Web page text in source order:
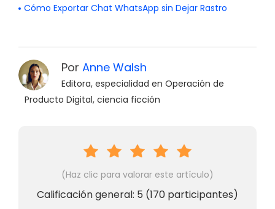
Cómo Exportar Chat WhatsApp sin Dejar Rastro
Por Anne Walsh
Editora, especialidad en Operación de
Producto Digital, ciencia ficción
(Haz clic para valorar este artículo)
Calificación general: 5 (170 participantes)